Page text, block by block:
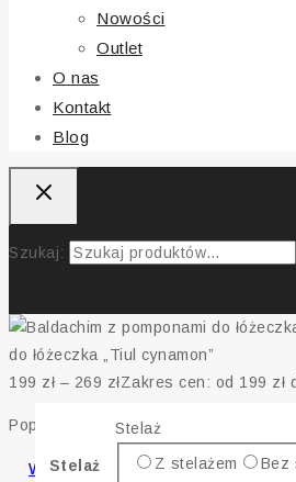
Stelaż
Stelaż
Z stelażem
Bez
Nowości
Outlet
O nas
Kontakt
Blog
Szukaj:
do łóżeczka „Tiul cynamon”
199 zł – 269 złZakres cen: od 199 zł
Poprzednia najniższa cena z 30 dni
WYBIERZ OPCJE